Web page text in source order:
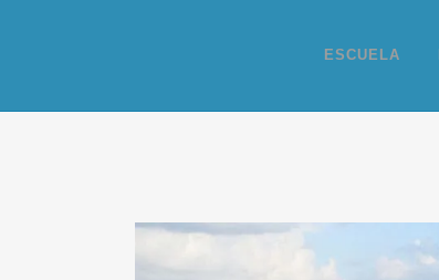
ESCUELA